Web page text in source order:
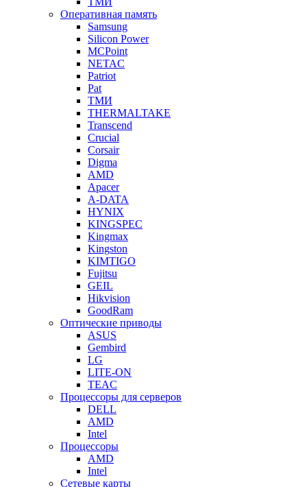
Оперативная память
Samsung
Silicon Power
MCPoint
NETAC
Patriot
Pat
ТМИ
THERMALTAKE
Transcend
Crucial
Corsair
Digma
AMD
Apacer
A-DATA
HYNIX
KINGSPEC
Kingmax
Kingston
KIMTIGO
Fujitsu
GEIL
Hikvision
GoodRam
Оптические приводы
ASUS
Gembird
LG
LITE-ON
TEAC
Процессоры для серверов
DELL
AMD
Intel
Процессоры
AMD
Intel
Сетевые карты